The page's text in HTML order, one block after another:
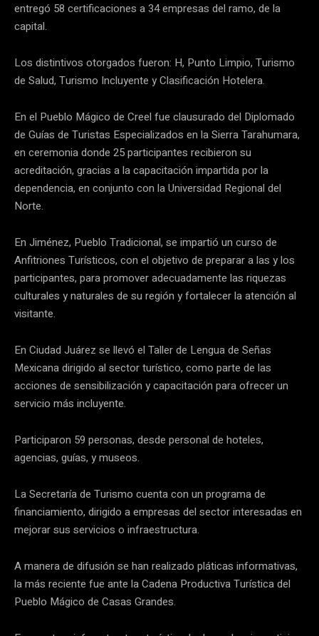
entregó 58 certificaciones a 34 empresas del ramo, de la
capital.
Los distintivos otorgados fueron: H, Punto Limpio, Turismo
de Salud, Turismo Incluyente y Clasificación Hotelera.
En el Pueblo Mágico de Creel fue clausurado del Diplomado
de Guías de Turistas Especializados en la Sierra Tarahumara,
en ceremonia donde 25 participantes recibieron su
acreditación, gracias a la capacitación impartida por la
dependencia, en conjunto con la Universidad Regional del
Norte.
En Jiménez, Pueblo Tradicional, se impartió un curso de
Anfitriones Turísticos, con el objetivo de preparar a las y los
participantes, para promover adecuadamente las riquezas
culturales y naturales de su región y fortalecer la atención al
visitante.
En Ciudad Juárez se llevó el Taller de Lengua de Señas
Mexicana dirigido al sector turístico, como parte de las
acciones de sensibilización y capacitación para ofrecer un
servicio más incluyente.
Participaron 59 personas, desde personal de hoteles,
agencias, guías, y museos.
La Secretaría de Turismo cuenta con un programa de
financiamiento, dirigido a empresas del sector interesadas en
mejorar sus servicios o infraestructura.
A manera de difusión se han realizado pláticas informativas,
la más reciente fue ante la Cadena Productiva Turística del
Pueblo Mágico de Casas Grandes.